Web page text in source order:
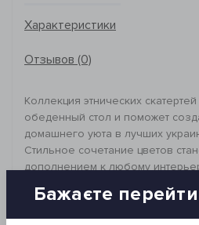
Характеристики
Отзывов (0)
Коллекция этнических
обеденный стол и поможет
домашнего уюта в лучших
Стильное сочетание цветов
дополнением к любому
экологичность и натуральность
Бажаєте перейти